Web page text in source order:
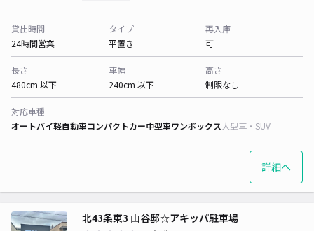
貸出時間
24時間営業
タイプ
平置き
再入庫
可
長さ
480cm 以下
車幅
240cm 以下
高さ
制限なし
対応車種
オートバイ軽自動車コンパクトカー中型車ワンボックス大型車・SUV
詳細へ
北43条東3 山谷邸☆アキッパ駐車場